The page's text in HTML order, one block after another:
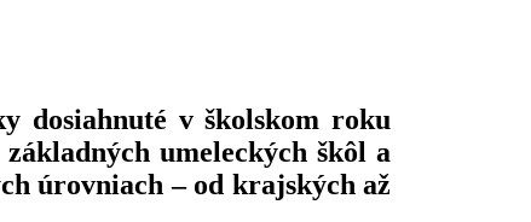
dosiahnuté v školskom roku
umeleckých škôl a
úrovniach – od krajských až